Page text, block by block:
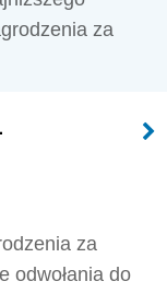
za
za
odwołania do